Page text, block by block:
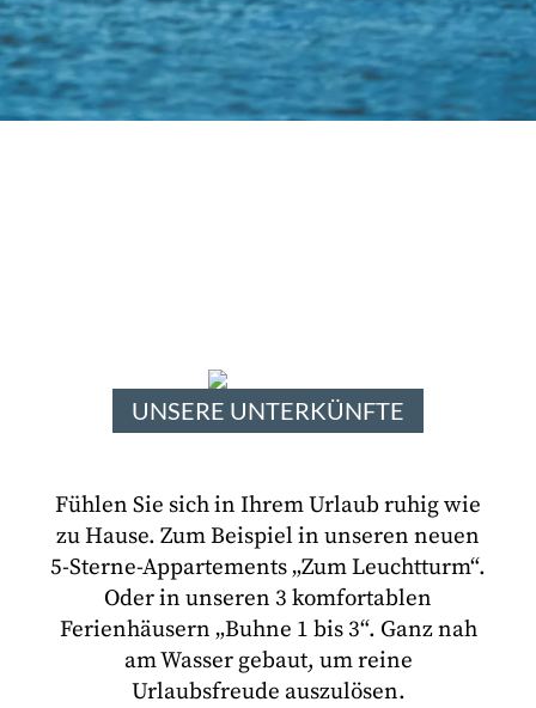
UNSERE UNTERKÜNFTE
Fühlen Sie sich in Ihrem Urlaub ruhig wie
zu Hause. Zum Beispiel in unseren neuen
5-Sterne-Appartements „Zum Leuchtturm“.
Oder in unseren 3 komfortablen
Ferienhäusern „Buhne 1 bis 3“. Ganz nah
am Wasser gebaut, um reine
Urlaubsfreude auszulösen.